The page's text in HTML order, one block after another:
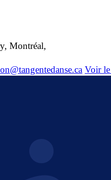
Montréal,
Voir